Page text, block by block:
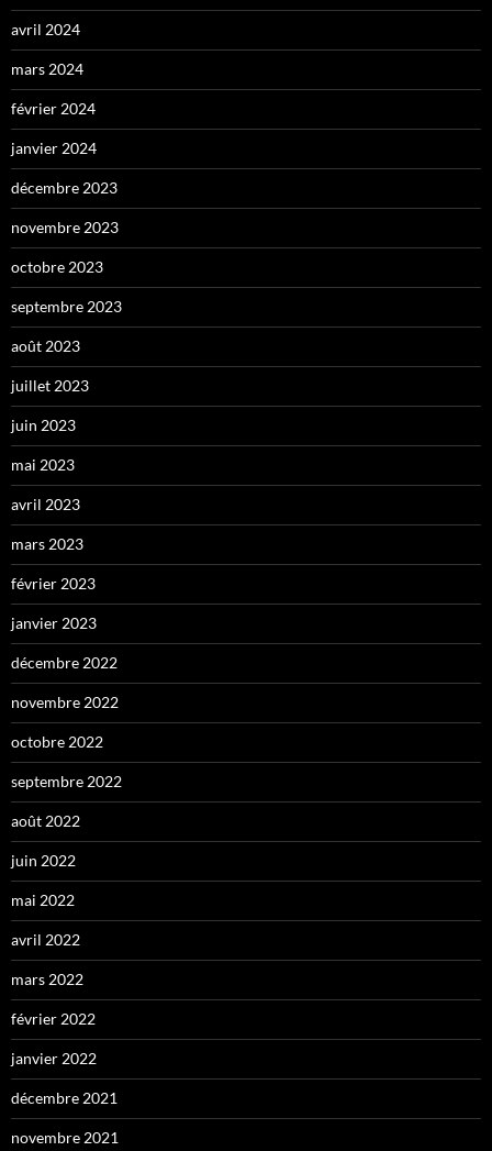
avril 2024
mars 2024
février 2024
janvier 2024
décembre 2023
novembre 2023
octobre 2023
septembre 2023
août 2023
juillet 2023
juin 2023
mai 2023
avril 2023
mars 2023
février 2023
janvier 2023
décembre 2022
novembre 2022
octobre 2022
septembre 2022
août 2022
juin 2022
mai 2022
avril 2022
mars 2022
février 2022
janvier 2022
décembre 2021
novembre 2021